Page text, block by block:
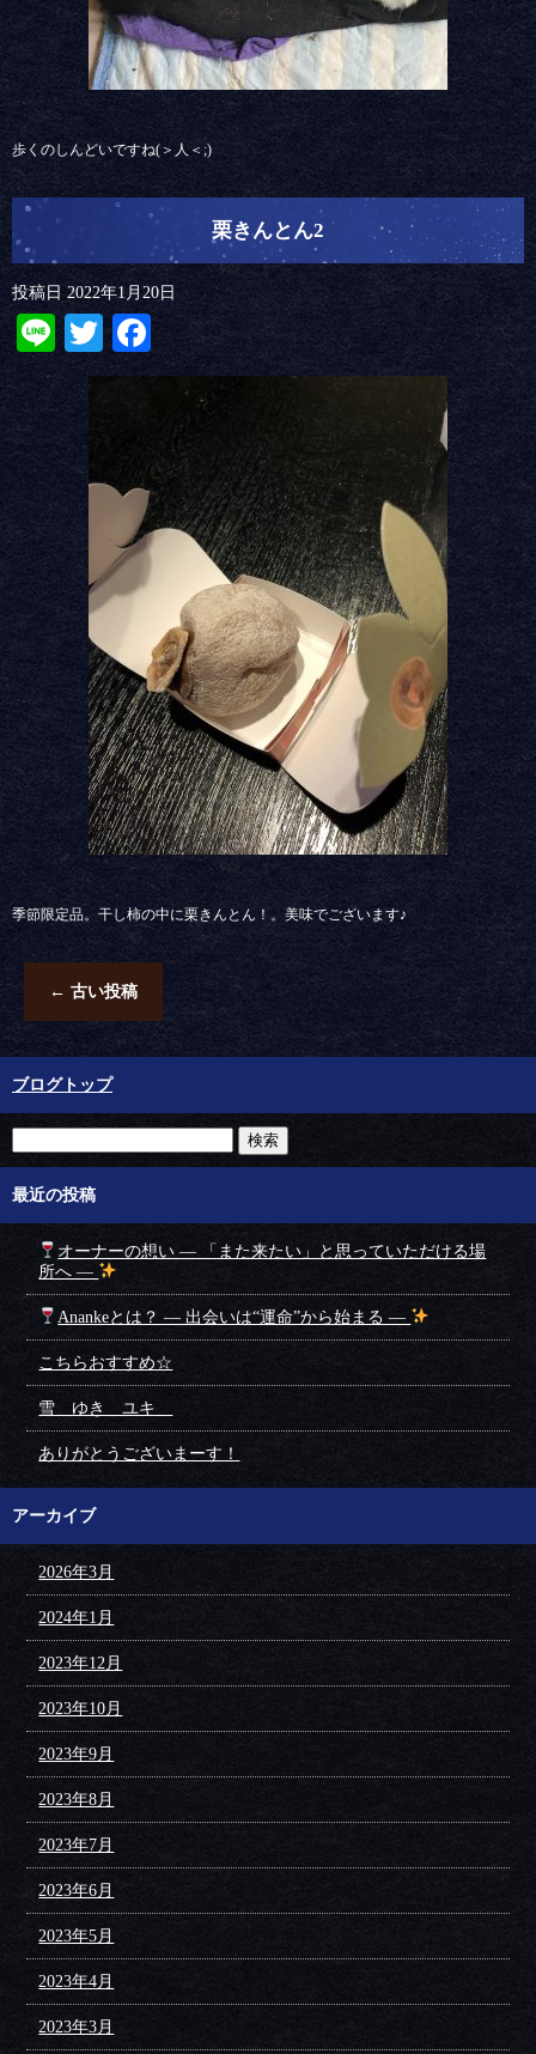
歩くのしんどいですね(＞人＜;)
栗きんとん2
投稿日 2022年1月20日
LineTwitterFacebook
季節限定品。干し柿の中に栗きんとん！。美味でございます♪
← 古い投稿
ブログトップ
最近の投稿
オーナーの想い ― 「また来たい」と思っていただける場
所へ ―
Anankeとは？ ― 出会いは“運命”から始まる ―
こちらおすすめ☆
雪 ゆき ユキ
ありがとうございまーす！
アーカイブ
2026年3月
2024年1月
2023年12月
2023年10月
2023年9月
2023年8月
2023年7月
2023年6月
2023年5月
2023年4月
2023年3月